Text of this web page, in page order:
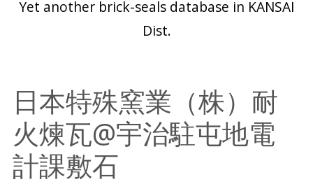
Yet another brick-seals database in KANSAI
Dist.
日本特殊窯業（株）耐
火煉瓦@宇治駐屯地電
計課敷石